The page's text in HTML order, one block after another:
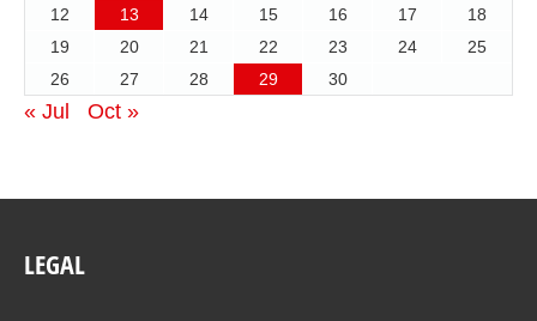
12
13 14 15 16 17
18
19
20 21 22 23 24
25
26
27 28 29 30
« Jul Oct »
LEGAL